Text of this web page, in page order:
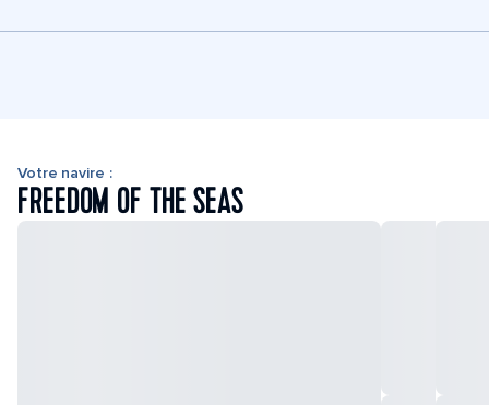
Votre navire :
FREEDOM OF THE SEAS